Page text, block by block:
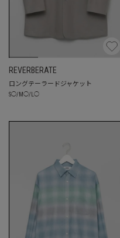
REVERBERATE
ロングテーラードジャケット
S◯/ M ◯/ ◯